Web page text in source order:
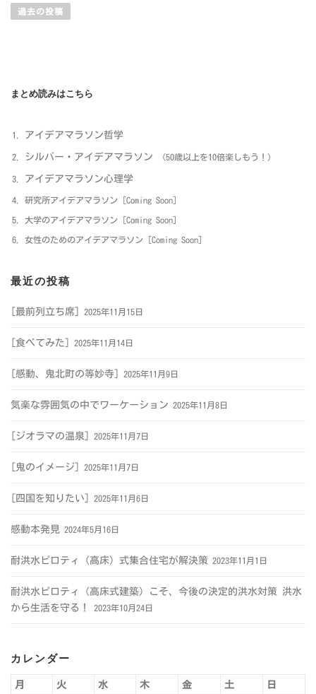
稿
シ
ン
過去の投稿
まとめ読みはこちら
アイデアマラソン哲学
シルバー・アイデアマラソン （50歳以上を10倍楽しもう！）
アイデアマラソン心理学
研究所アイデアマラソン [Coming Soon]
大学のアイデアマラソン [Coming Soon]
女性のためのアイデアマラソン [Coming Soon]
最近の投稿
[最前列立ち席] 2025年11月15日
[食べてみた] 2025年11月14日
[感動、鬼北町の等妙寺] 2025年11月9日
気楽な雰囲気の中でワーケーション 2025年11月8日
[ジオラマの温泉] 2025年11月7日
[鬼のイメージ] 2025年11月7日
[四国を知りたい] 2025年11月6日
感動本発見 2024年5月16日
耐洪水ピロティ（高床）式集合住宅が解決策 2023年11月1日
耐洪水ピロティ（高床式建築）こそ、今後の決定的洪水対策 洪水
から生活を守る！
2023年10月24日
カレンダー
月 火 水 木 金 土 日